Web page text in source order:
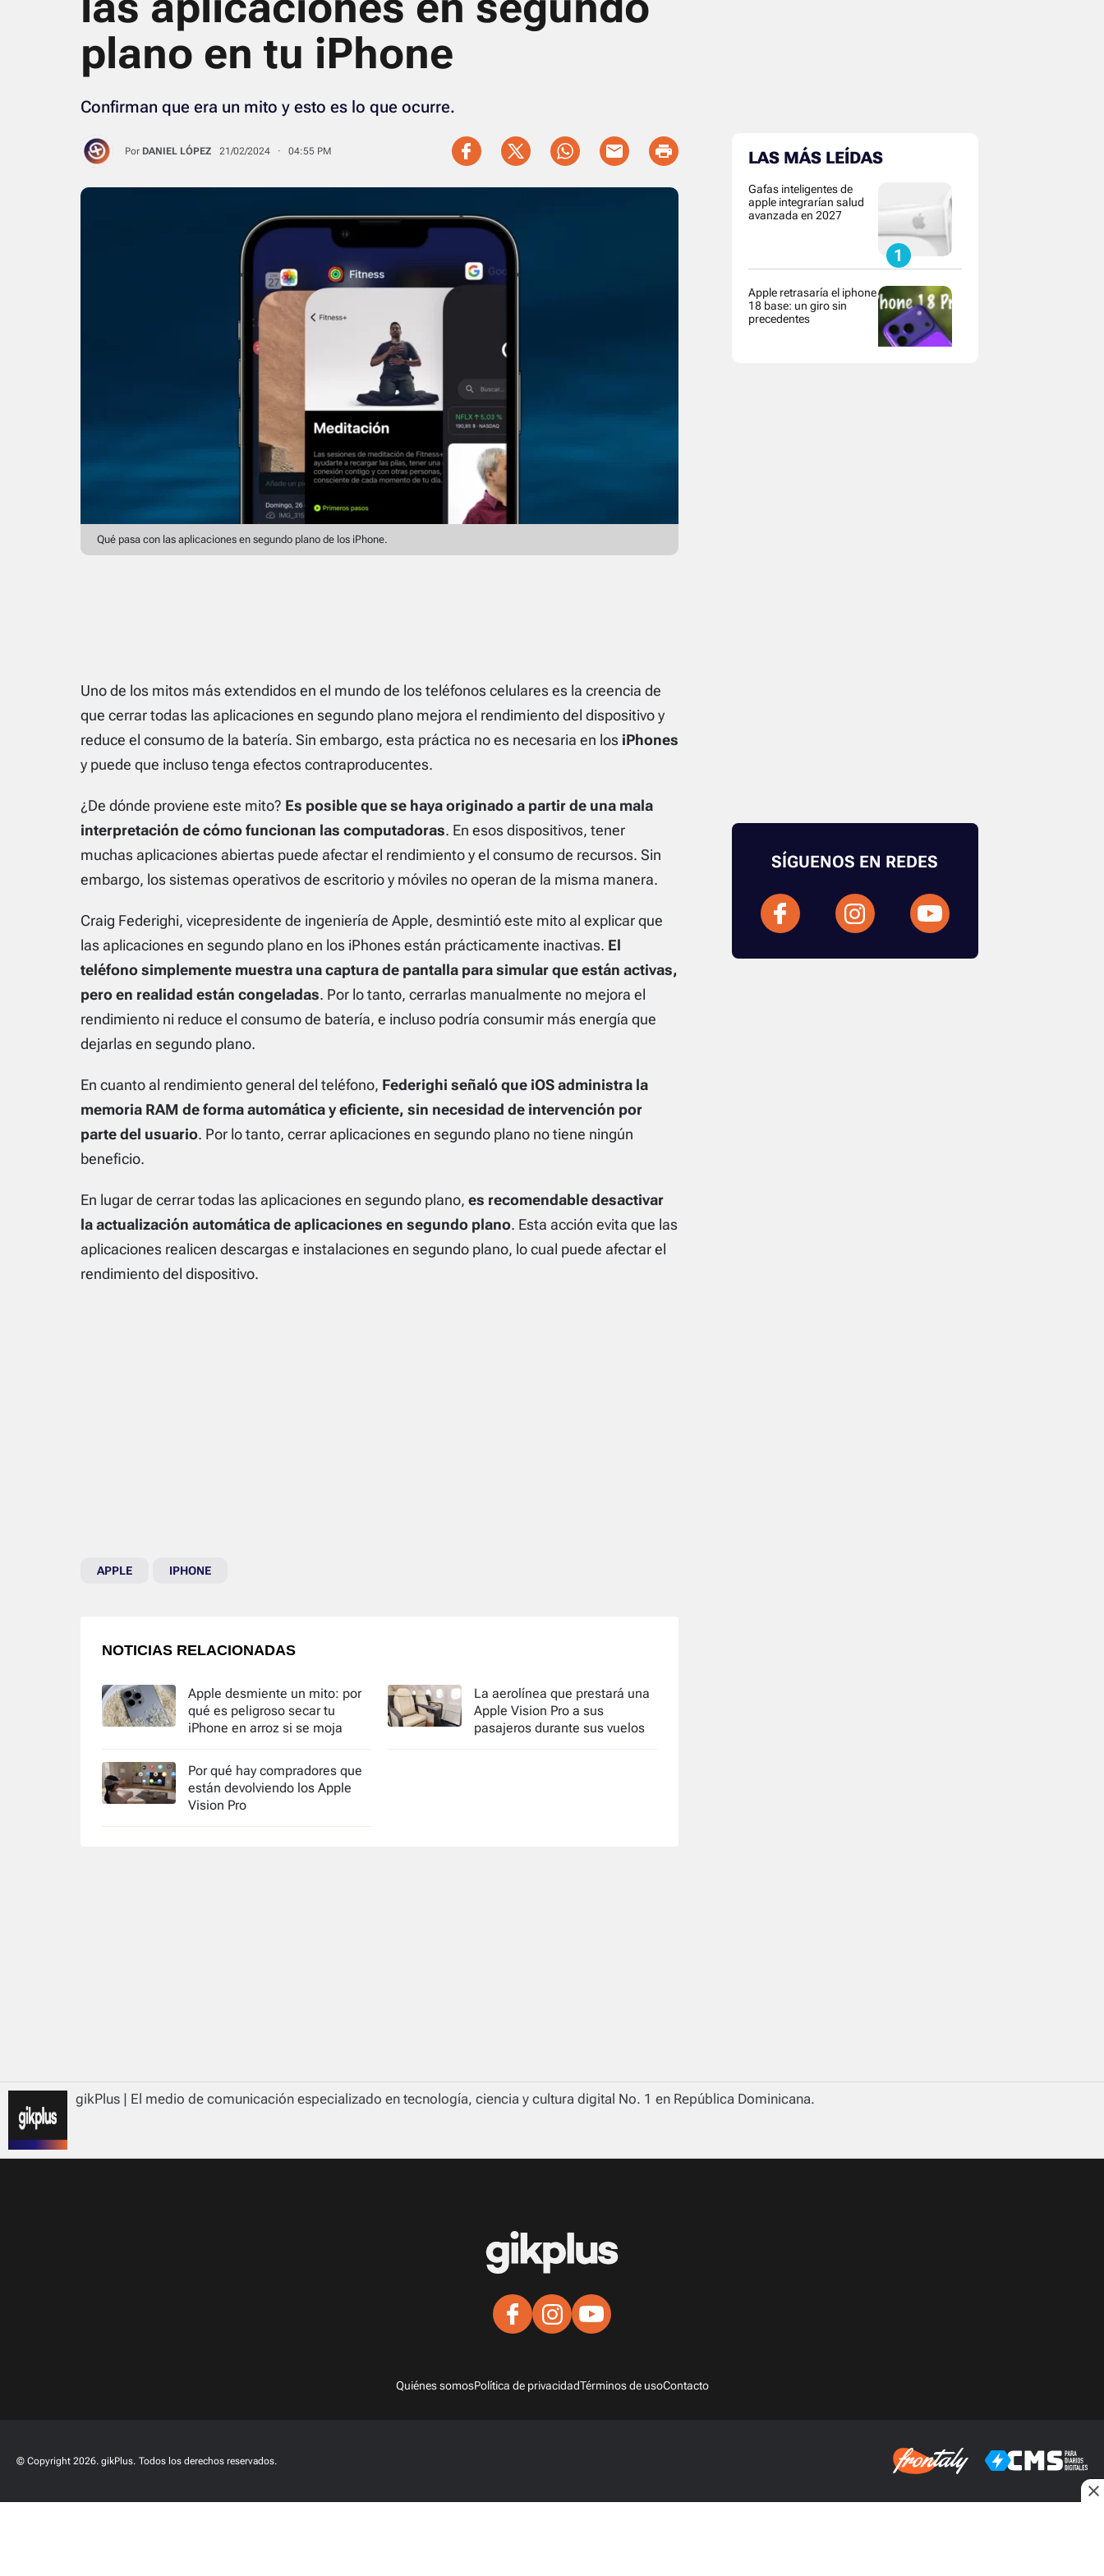
plano en tu iPhone
Confirman que era un mito y esto es lo que ocurre.
Por DANIEL LÓPEZ 21/02/2024 · 04:55 PM
Qué pasa con las aplicaciones en segundo plano de los iPhone.
Uno de los mitos más extendidos en el mundo de los teléfonos celulares es la creencia de
que cerrar todas las aplicaciones en segundo plano mejora el rendimiento del dispositivo y
reduce el consumo de la batería. Sin embargo, esta práctica no es necesaria en los iPhones
y puede que incluso tenga efectos contraproducentes.
¿De dónde proviene este mito? Es posible que se haya originado a partir de una mala
interpretación de cómo funcionan las computadoras. En esos dispositivos, tener
muchas aplicaciones abiertas puede afectar el rendimiento y el consumo de recursos. Sin
embargo, los sistemas operativos de escritorio y móviles no operan de la misma manera.
Craig Federighi, vicepresidente de ingeniería de Apple, desmintió este mito al explicar que
las aplicaciones en segundo plano en los iPhones están prácticamente inactivas. El
teléfono simplemente muestra una captura de pantalla para simular que están activas,
pero en realidad están congeladas. Por lo tanto, cerrarlas manualmente no mejora el
rendimiento ni reduce el consumo de batería, e incluso podría consumir más energía que
dejarlas en segundo plano.
En cuanto al rendimiento general del teléfono, Federighi señaló que iOS administra la
memoria RAM de forma automática y eficiente, sin necesidad de intervención por
parte del usuario. Por lo tanto, cerrar aplicaciones en segundo plano no tiene ningún
beneficio.
En lugar de cerrar todas las aplicaciones en segundo plano, es recomendable desactivar
la actualización automática de aplicaciones en segundo plano. Esta acción evita que las
aplicaciones realicen descargas e instalaciones en segundo plano, lo cual puede afectar el
rendimiento del dispositivo.
APPLE IPHONE
NOTICIAS RELACIONADAS
Apple desmiente un mito: por
qué es peligroso secar tu
iPhone en arroz si se moja
La aerolínea que prestará una
Apple Vision Pro a sus
pasajeros durante sus vuelos
Por qué hay compradores que
están devolviendo los Apple
Vision Pro
LAS MÁS LEÍDAS
Gafas inteligentes de
apple integrarían salud
avanzada en 2027
Apple retrasaría el iphone
18 base: un giro sin
precedentes
SÍGUENOS EN REDES
gikPlus | El medio de comunicación especializado en tecnología, ciencia y cultura digital No. 1 en República Dominicana.
Quiénes somosPolítica de privacidadTérminos de usoContacto
© Copyright 2026. gikPlus. Todos los derechos reservados.